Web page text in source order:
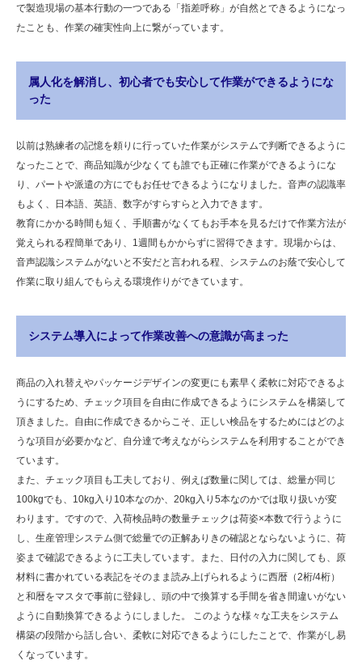
で製造現場の基本行動の一つである「指差呼称」が自然とできるようになっ
たことも、作業の確実性向上に繋がっています。
属人化を解消し、初心者でも安心して作業ができるようにな
った
以前は熟練者の記憶を頼りに行っていた作業がシステムで判断できるように
なったことで、商品知識が少なくても誰でも正確に作業ができるようにな
り、パートや派遣の方にでもお任せできるようになりました。音声の認識率
もよく、日本語、英語、数字がすらすらと入力できます。
教育にかかる時間も短く、手順書がなくてもお手本を見るだけで作業方法が
覚えられる程簡単であり、1週間もかからずに習得できます。現場からは、
音声認識システムがないと不安だと言われる程、システムのお蔭で安心して
作業に取り組んでもらえる環境作りができています。
システム導入によって作業改善への意識が高まった
商品の入れ替えやパッケージデザインの変更にも素早く柔軟に対応できるよ
うにするため、チェック項目を自由に作成できるようにシステムを構築して
頂きました。自由に作成できるからこそ、正しい検品をするためにはどのよ
うな項目が必要かなど、自分達で考えながらシステムを利用することができ
ています。
また、チェック項目も工夫しており、例えば数量に関しては、総量が同じ
100kgでも、10kg入り10本なのか、20kg入り5本なのかでは取り扱いが変
わります。ですので、入荷検品時の数量チェックは荷姿×本数で行うように
し、生産管理システム側で総量での正解ありきの確認とならないように、荷
姿まで確認できるように工夫しています。また、日付の入力に関しても、原
材料に書かれている表記をそのまま読み上げられるように西暦（2桁/4桁）
と和暦をマスタで事前に登録し、頭の中で換算する手間を省き間違いがない
ように自動換算できるようにしました。 このような様々な工夫をシステム
構築の段階から話し合い、柔軟に対応できるようにしたことで、作業がし易
くなっています。